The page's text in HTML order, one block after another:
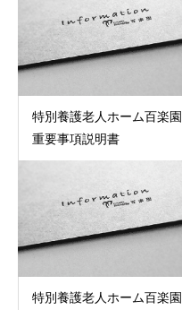
特別養護老人ホーム百楽園
重要事項説明書
特別養護老人ホーム百楽園